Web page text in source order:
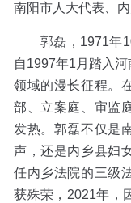
南阳市人大代表、
郭磊，1971年10
自1997年1月踏入
领域的漫长征程。
部、立案庭、审监
发热。郭磊不仅是
声，还是内乡县妇
任内乡法院的三级
获殊荣，2021年，